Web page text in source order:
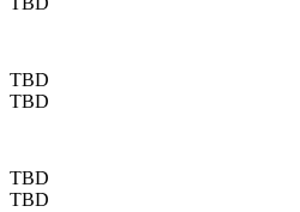
TBD
TBD
TBD
TBD